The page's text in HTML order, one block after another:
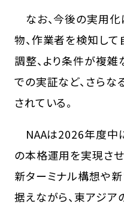
なお、今後の実用化
物、作業者を検知し
調整、より条件が複
での実証など、さら
されている。
NAAは2026年度中
の本格運用を実現さ
新ターミナル構想や
据えながら、東アジ